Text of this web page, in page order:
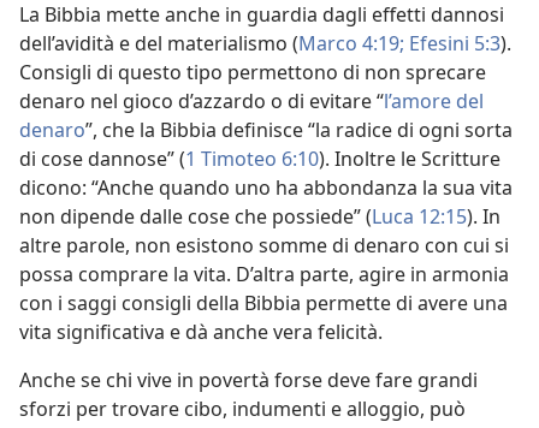
La Bibbia mette anche in guardia dagli effetti dannosi
dell’avidità e del materialismo (Marco 4:19; Efesini 5:3).
Consigli di questo tipo permettono di non sprecare
denaro nel gioco d’azzardo o di evitare “l’amore del
denaro”, che la Bibbia definisce “la radice di ogni sorta
di cose dannose” (1 Timoteo 6:10). Inoltre le Scritture
dicono: “Anche quando uno ha abbondanza la sua vita
non dipende dalle cose che possiede” (Luca 12:15). In
altre parole, non esistono somme di denaro con cui si
possa comprare la vita. D’altra parte, agire in armonia
con i saggi consigli della Bibbia permette di avere una
vita significativa e dà anche vera felicità.
Anche se chi vive in povertà forse deve fare grandi
sforzi per trovare cibo, indumenti e alloggio, può